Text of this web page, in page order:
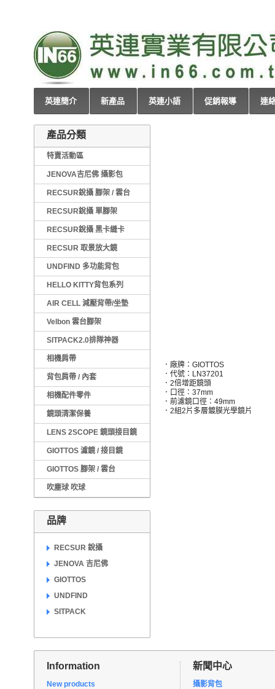
英連簡介 新產品 英連小語 促銷報導 連
產品分類
特賣活動區
JENOVA吉尼佛 攝影包
RECSUR銳攝 腳架 / 雲台
RECSUR銳攝 單腳架
RECSUR銳攝 黑卡縫卡
RECSUR 取景放大鏡
UNDFIND 多功能背包
HELLO KITTY背包系列
AIR CELL 減壓背帶/坐墊
Velbon 雲台腳架
SITPACK2.0排隊神器
相機肩帶
背包肩帶 / 內套
相機配件零件
鏡頭清潔保養
LENS 2SCOPE 鏡頭接目鏡
GIOTTOS 濾鏡 / 接目鏡
GIOTTOS 腳架 / 雲台
吹塵球 吹球
品牌
RECSUR 銳攝
JENOVA 吉尼佛
GIOTTOS
UNDFIND
SITPACK
．廠牌：GIOTTOS
．代號：LN37201
．2倍增距鏡頭
．口徑：37mm
．前濾鏡口徑：49mm
．2組2片多層鍍膜光學鏡片
Information
New products
新聞中心
攝影背包